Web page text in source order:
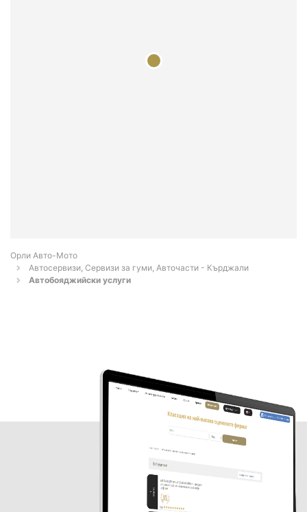
Орли Aвто-Mото
Автосервизи, Сервизи за гуми, Авточасти - Кърджали
Автобояджийски услуги